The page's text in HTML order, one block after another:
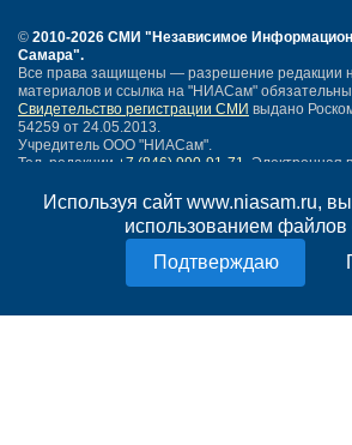
Используя сайт www.niasam.ru,
использованием файлов
© 2010-2026 СМИ "Независимое
Самара".
Все права защищены — разрешение редакции
материалов и ссылка на "НИАСам"
Свидетельство регистрации СМИ выдано
54259 от 24.05.2013.
Учредитель ООО "НИАСам".
Тел. редакции +7 (846) 990-91-71. Электронная
Написать письмо
Политика конфиденциальности
18+